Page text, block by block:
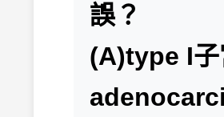
誤？
(A)type I